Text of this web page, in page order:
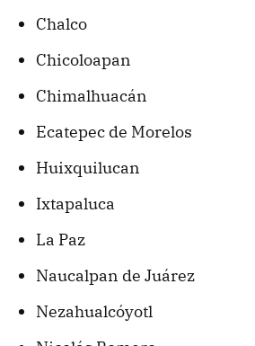
Chalco
Chicoloapan
Chimalhuacán
Ecatepec de Morelos
Huixquilucan
Ixtapaluca
La Paz
Naucalpan de Juárez
Nezahualcóyotl